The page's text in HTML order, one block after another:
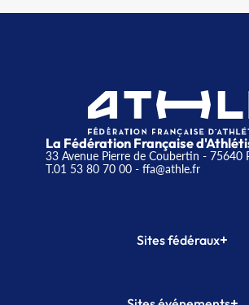
La Fédération Française
33 Avenue Pierre de Coubertin - 75640
T.01 53 80 70 00- ffa@athle.fr
Sites fédéraux+